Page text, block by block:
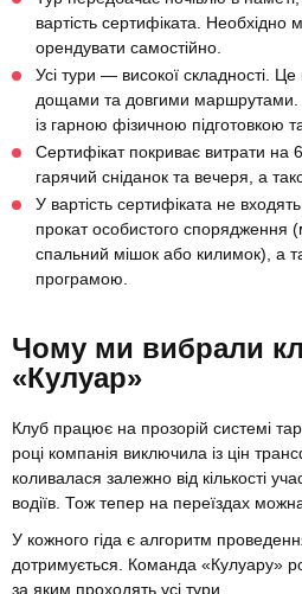
вартість сертифіката. Необхідно
орендувати самостійно.
Усі тури — високої складності.
дощами та довгими маршрутами.
із гарною фізичною підготовкою
Сертифікат покриває витрати на
гарячий сніданок та вечеря, а
У вартість сертифіката не
прокат особистого спорядження
спальний мішок або килимок), а
програмою.
Чому ми вибрали
«Кулуар»
Клуб працює на прозорій системі
році компанія виключила із цін
коливалася залежно від кількості
водіїв. Тож тепер на переїздах
У кожного гіда є алгоритм
дотримується. Команда «Кулуару»
за яким проходять усі тури.